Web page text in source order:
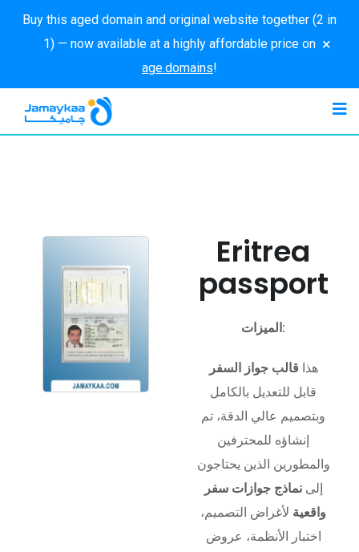
Buy this aged domain and original website together (2 in
1) — now available at a highly affordable price on
age.domains!
×
Eritrea
passport
الميزات:
هذا قالب جواز السفر
قابل للتعديل بالكامل
وبتصميم عالي الدقة، تم
إنشاؤه للمحترفين
والمطورين الذين يحتاجون
إلىنماذج جوازات سفر
واقعية لأغراض التصميم،
اختبار الأنظمة، عروض